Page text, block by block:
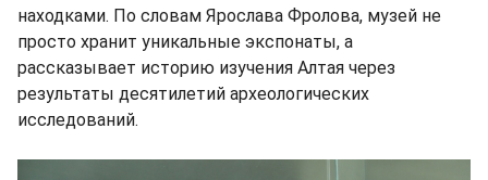
находками. По словам Ярослава Фролова, музей не
просто хранит уникальные экспонаты, а
рассказывает историю изучения Алтая через
результаты десятилетий археологических
исследований.